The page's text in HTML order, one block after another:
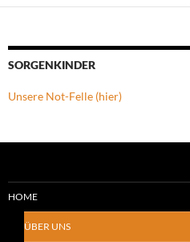
SORGENKINDER
Unsere Not-Felle (hier)
HOME
ÜBER UNS